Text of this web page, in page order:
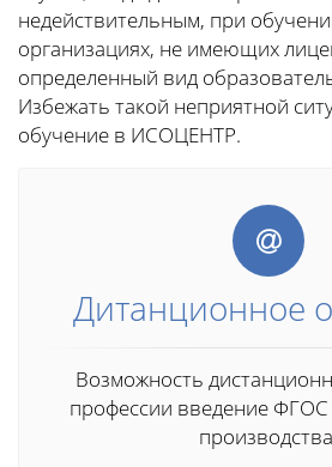
недействительным, при
организациях, не имеющих
определенный вид
Избежать такой неприятной
обучение в ИСОЦЕНТР.
Дитанционное
Возможность
профессии введение ФГОС